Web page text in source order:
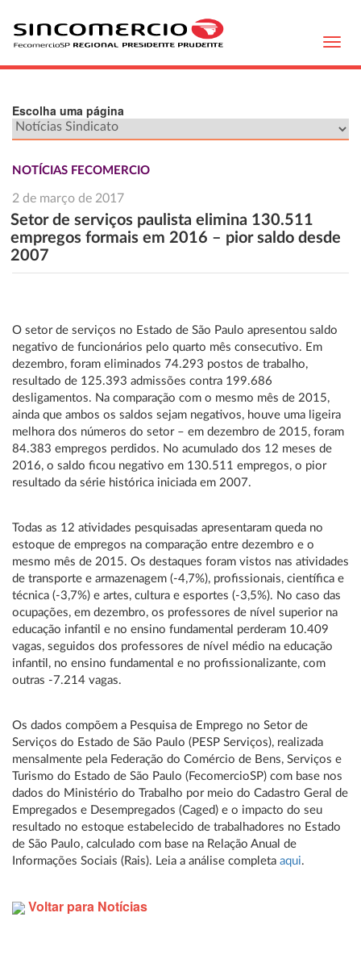
Escolha uma página
NOTÍCIAS FECOMERCIO
2 de março de 2017
Setor de serviços paulista elimina 130.511
empregos formais em 2016 – pior saldo desde
2007
O setor de serviços no Estado de São Paulo apresentou saldo
negativo de funcionários pelo quarto mês consecutivo. Em
dezembro, foram eliminados 74.293 postos de trabalho,
resultado de 125.393 admissões contra 199.686
desligamentos. Na comparação com o mesmo mês de 2015,
ainda que ambos os saldos sejam negativos, houve uma ligeira
melhora dos números do setor – em dezembro de 2015, foram
84.383 empregos perdidos. No acumulado dos 12 meses de
2016, o saldo ficou negativo em 130.511 empregos, o pior
resultado da série histórica iniciada em 2007.
Todas as 12 atividades pesquisadas apresentaram queda no
estoque de empregos na comparação entre dezembro e o
mesmo mês de 2015. Os destaques foram vistos nas atividades
de transporte e armazenagem (-4,7%), profissionais, científica e
técnica (-3,7%) e artes, cultura e esportes (-3,5%). No caso das
ocupações, em dezembro, os professores de nível superior na
educação infantil e no ensino fundamental perderam 10.409
vagas, seguidos dos professores de nível médio na educação
infantil, no ensino fundamental e no profissionalizante, com
outras -7.214 vagas.
Os dados compõem a Pesquisa de Emprego no Setor de
Serviços do Estado de São Paulo (PESP Serviços), realizada
mensalmente pela Federação do Comércio de Bens, Serviços e
Turismo do Estado de São Paulo (FecomercioSP) com base nos
dados do Ministério do Trabalho por meio do Cadastro Geral de
Empregados e Desempregados (Caged) e o impacto do seu
resultado no estoque estabelecido de trabalhadores no Estado
de São Paulo, calculado com base na Relação Anual de
Informações Sociais (Rais). Leia a análise completa aqui.
Voltar para Notícias